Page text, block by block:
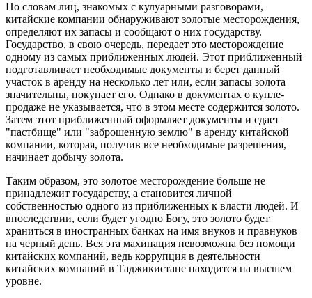
По словам лиц, знакомых с кулуарными разговорами,
китайские компании обнаруживают золотые месторождения,
определяют их запасы и сообщают о них государству.
Государство, в свою очередь, передает это месторождение
одному из самых приближенных людей. Этот приближенный
подготавливает необходимые документы и берет данный
участок в аренду на несколько лет или, если запасы золота
значительны, покупает его. Однако в документах о купле-
продаже не указывается, что в этом месте содержится золото.
Затем этот приближенный оформляет документы и сдает
"пастбище" или "заброшенную землю" в аренду китайской
компании, которая, получив все необходимые разрешения,
начинает добычу золота.
Таким образом, это золотое месторождение больше не
принадлежит государству, а становится личной
собственностью одного из приближенных к власти людей. И
впоследствии, если будет угодно Богу, это золото будет
храниться в иностранных банках на имя внуков и правнуков
на черный день. Вся эта махинация невозможна без помощи
китайских компаний, ведь коррупция в деятельности
китайских компаний в Таджикистане находится на высшем
уровне.